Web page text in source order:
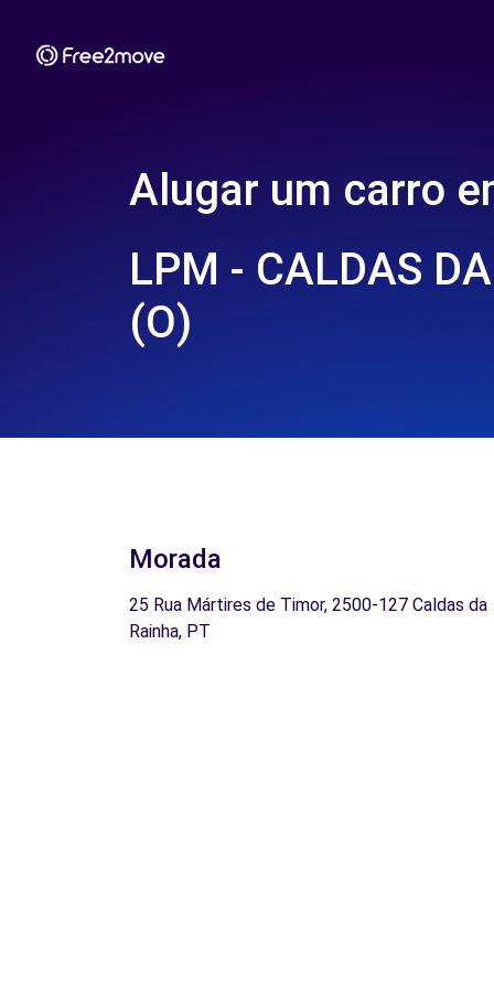
Alugar um carro
LPM - CALDAS
(O)
Morada
25 Rua Mártires de Timor, 2500-127 Caldas da
Rainha, PT